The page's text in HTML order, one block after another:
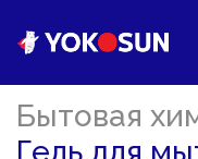
Бытовая